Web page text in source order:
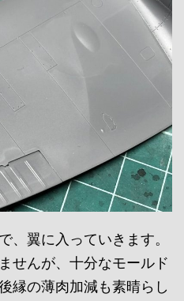
、翼に入っていきます。
せんが、十分なモールド
縁の薄肉加減も素晴らし